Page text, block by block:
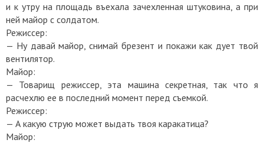
и к утру на площадь въехала зачехленная штуковина, а при
ней майор с солдатом.
Режиссер:
— Ну давай майор, снимай брезент и покажи как дует твой
вентилятор.
Майор:
— Товарищ режиссер, эта машина секретная, так что я
расчехлю ее в последний момент перед съемкой.
Режиссер:
— А какую струю может выдать твоя каракатица?
Майор: